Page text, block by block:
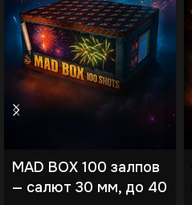
MAD BOX 100 залпов
— салют 30 мм, до 40